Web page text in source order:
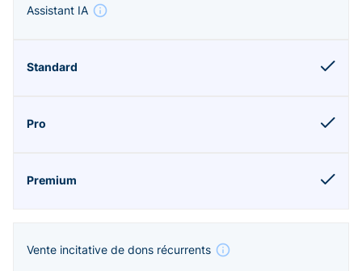
Assistant IA
Vente incitative de dons récurrents